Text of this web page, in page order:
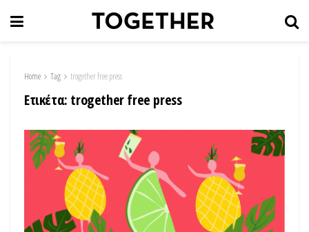
Home Tag trogether free press
Ετικέτα: trogether free press